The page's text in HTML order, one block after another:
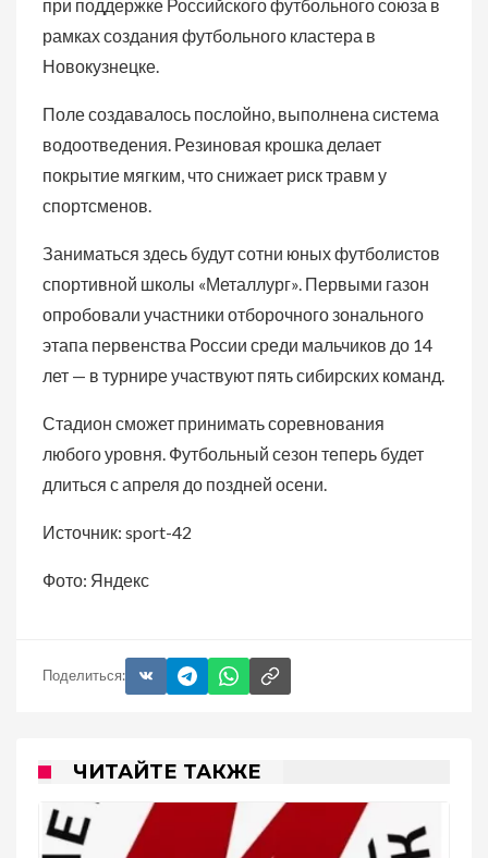
при поддержке Российского футбольного союза в
рамках создания футбольного кластера в
Новокузнецке.
Поле создавалось послойно, выполнена система
водоотведения. Резиновая крошка делает
покрытие мягким, что снижает риск травм у
спортсменов.
Заниматься здесь будут сотни юных футболистов
спортивной школы «Металлург». Первыми газон
опробовали участники отборочного зонального
этапа первенства России среди мальчиков до 14
лет — в турнире участвуют пять сибирских команд.
Стадион сможет принимать соревнования
любого уровня. Футбольный сезон теперь будет
длиться с апреля до поздней осени.
Источник: sport-42
Фото: Яндекс
Поделиться:
ЧИТАЙТЕ ТАКЖЕ